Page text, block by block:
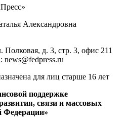
Александровна
Полковая, д. 3, стр. 3, офис 211
news@fedpress.ru
для лиц старше 16 лет
поддержке
связи и массовых
Федерации»